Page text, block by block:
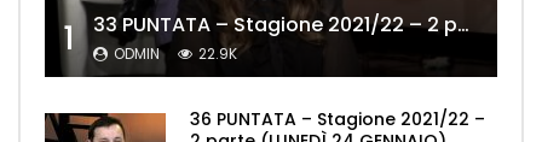
1 33 PUNTATA – Stagione 2021/22 – 2 parte (MERCOLEDÌ 19 GENNAIO)
ODMIN 22.9K
36 PUNTATA – Stagione 2021/22 –